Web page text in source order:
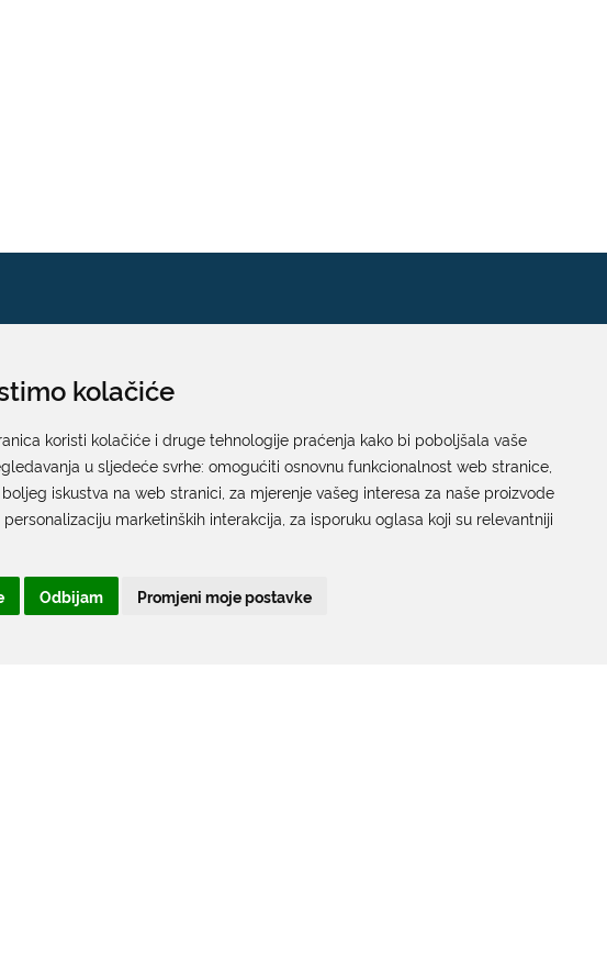
kolačiće
koristi kolačiće i druge tehnologije praćenja kako bi poboljšala vaše
u sljedeće svrhe: omogućiti osnovnu funkcionalnost web stranice
iskustva na web stranici za mjerenje vašeg interesa za naše proizvode
marketinških interakcija za isporuku oglasa koji su relevantniji
Odbijam Promjeni moje postavke
za zaštitu
Pisarnica
Ured 205; rad sa strankama za sva upravna tijela
Grada Dubrovnika
Gundulićeva poljana 10, 20000 Dubrovnik
Radno vrijeme sa strankama:
T:+385 20 351 879